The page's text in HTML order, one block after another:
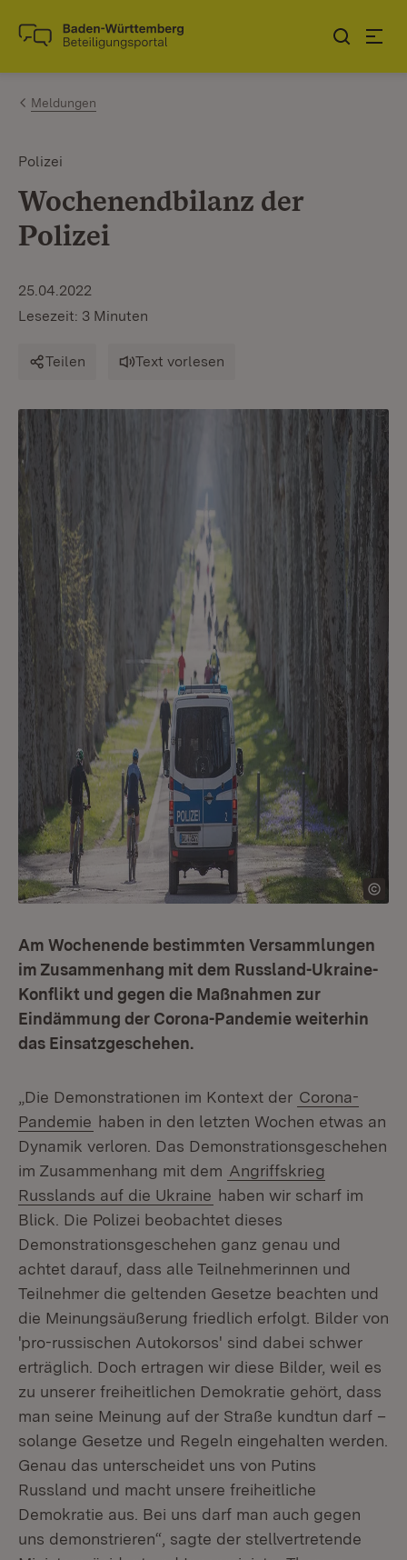
Zum Inhalt springen
Link zur Startseite
Meldungen
Polizei
Wochenendbilanz der
Polizei
25.04.2022
Lesezeit: 3 Minuten
Teilen Text vorlesen
Am Wochenende bestimmten Versammlungen
im Zusammenhang mit dem Russland-Ukraine-
Konflikt und gegen die Maßnahmen zur
Eindämmung der Corona-Pandemie weiterhin
das Einsatzgeschehen.
„Die Demonstrationen im Kontext der Corona-
Pandemie haben in den letzten Wochen etwas an
Dynamik verloren. Das Demonstrationsgeschehen
im Zusammenhang mit dem Angriffskrieg
Russlands auf die Ukraine haben wir scharf im
Blick. Die Polizei beobachtet dieses
Demonstrationsgeschehen ganz genau und
achtet darauf, dass alle Teilnehmerinnen und
Teilnehmer die geltenden Gesetze beachten und
die Meinungsäußerung friedlich erfolgt. Bilder von
'pro-russischen Autokorsos' sind dabei schwer
erträglich. Doch ertragen wir diese Bilder, weil es
zu unserer freiheitlichen Demokratie gehört, dass
man seine Meinung auf der Straße kundtun darf –
solange Gesetze und Regeln eingehalten werden.
Genau das unterscheidet uns von Putins
Russland und macht unsere freiheitliche
Demokratie aus. Bei uns darf man auch gegen
uns demonstrieren“, sagte der stellvertretende